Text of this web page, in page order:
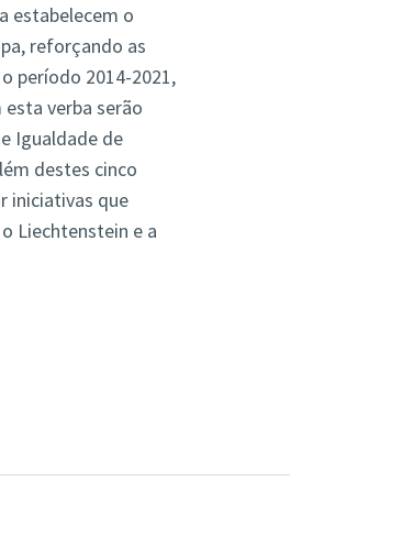
estabelecem o
reforçando as
período 2014-2021,
verba serão
Igualdade de
destes cinco
iniciativas que
Liechtenstein e a